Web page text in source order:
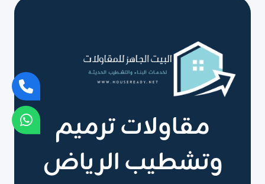
ديكور
جبس
بورد
لغرف
بالرياض
مقاولات ترميم
وتشطيب الرياض